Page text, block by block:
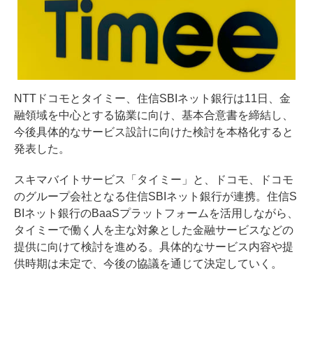
NTTドコモとタイミー、住信SBIネット銀行は11日、金
融領域を中心とする協業に向け、基本合意書を締結し、
今後具体的なサービス設計に向けた検討を本格化すると
発表した。
スキマバイトサービス「タイミー」と、ドコモ、ドコモ
のグループ会社となる住信SBIネット銀行が連携。住信S
BIネット銀行のBaaSプラットフォームを活用しながら、
タイミーで働く人を主な対象とした金融サービスなどの
提供に向けて検討を進める。具体的なサービス内容や提
供時期は未定で、今後の協議を通じて決定していく。